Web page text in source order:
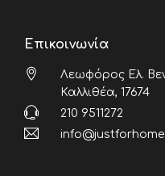
Επικοινωνία
Λεωφόρος Ελ.
Καλλιθέα, 17674
210 9511272